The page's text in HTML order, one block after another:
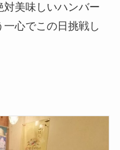
美味しいハンバー
心でこの日挑戦し